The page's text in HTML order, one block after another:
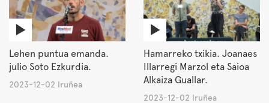
Lehen puntua emanda.
julio Soto Ezkurdia.
2023-12-02 Iruñea
Hamarreko txikia. Joanaes
Illarregi Marzol eta Saioa
Alkaiza Guallar.
2023-12-02 Iruñea